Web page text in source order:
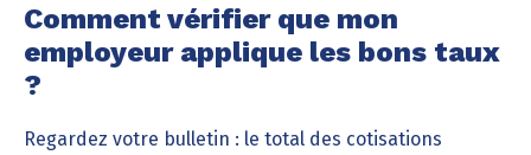
Comment vérifier que mon
employeur applique les bons taux
?
Regardez votre bulletin : le total des cotisations